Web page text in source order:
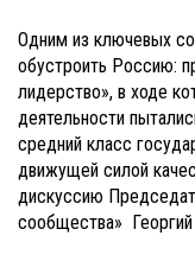
Одним из ключевых
обустроить Россию:
лидерство», в ходе
деятельности
средний класс
движущей силой
дискуссию
сообщества»